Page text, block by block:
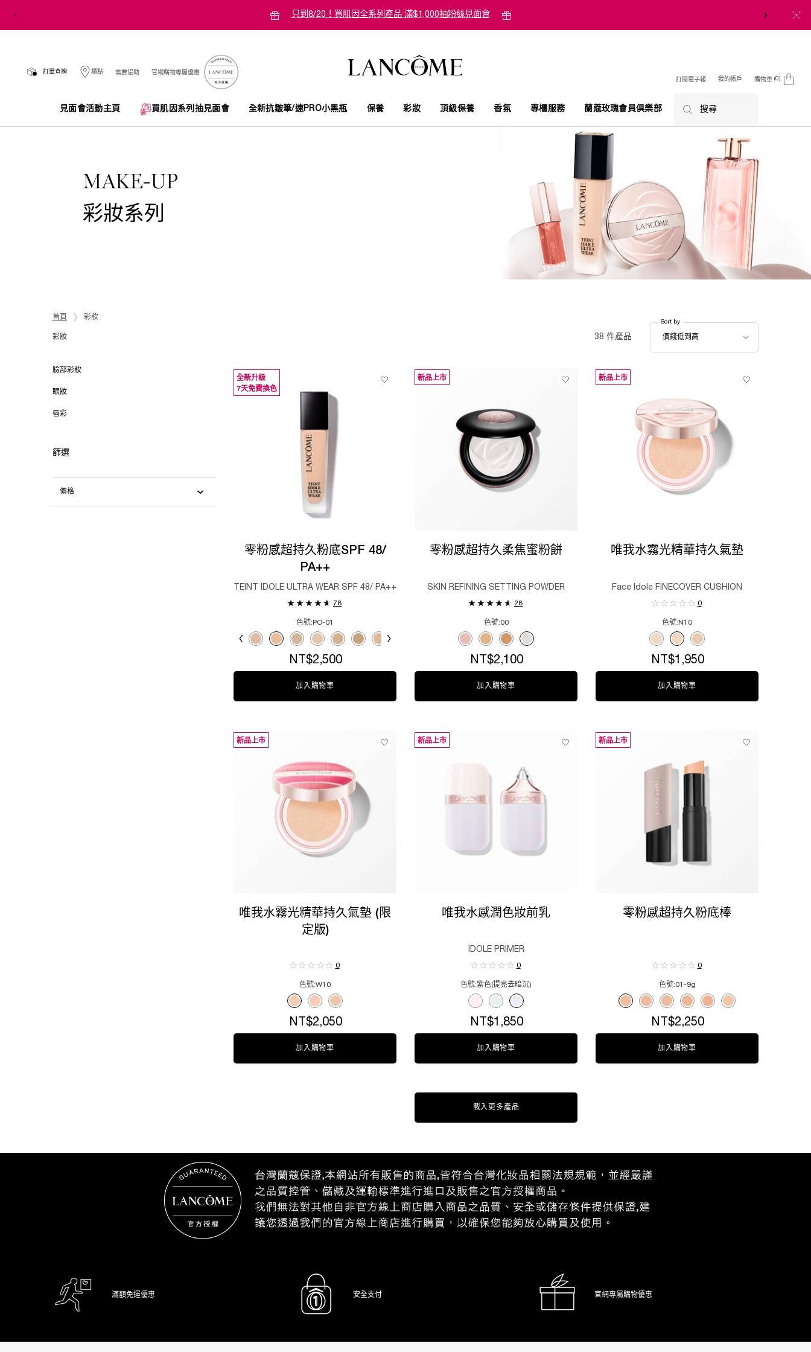
只到8/20！買肌因全系列產品 滿$1,000抽粉絲見面會
訂單查詢 櫃點 需要協助
官網購物專屬優惠
訂閱電子報
我的帳戶 購物車 0
0 product in cart
見面會活動主頁 買肌因系列抽見面會​ 全新抗皺筆/速PRO小黑瓶 保養 彩妝 頂級保養 香氛 專櫃服務 蘭蔻玫瑰會員俱樂部 搜尋
MAKE-UP
彩妝系列
首頁 彩妝
彩妝 38 件產品
價錢低到高
Sort by
彩妝
臉部彩妝
眼妝
唇彩
篩選
價格
全新升級
7天免費換色
零粉感超持久粉底SPF 48/
PA++
TEINT IDOLE ULTRA WEAR SPF 48/ PA++
78
色號: PO-01
Select a colour
for 零粉感超持久粉底SPF 48/ PA++
Selected
P-00 color for 零粉感超持久粉底SPF 48/ PA++, 1 of 14
Selected
P-01 color for 零粉感超持久粉底SPF 48/ PA++, 2 of 14
Selected
PO-01 color for 零粉感超持久粉底SPF 48/ PA++, 3 of 14
Selected
PO-03 color for 零粉感超持久粉底SPF 48/ PA++, 4 of 14
Selected
O-01 color for 零粉感超持久粉底SPF 48/ PA++, 5 of 14
Selected
O-02 color for 零粉感超持久粉底SPF 48/ PA++, 6 of 14
Selected
O-03 color for 零粉感超持久粉底SPF 48/ PA++, 7 of 14
Selected
BO-01 color for 零粉感超持久粉底SPF 48/ PA++, 8 of 14
BO-02 color for 零粉感超持久粉底SPF 48/ PA++, 9 of 14
BO-04 color for 零粉感超持久粉底SPF 48/ PA++, 10 of 14
Selected
B-01 color for 零粉感超持久粉底SPF 48/ PA++, 11 of 14
Selected
B-02 color for 零粉感超持久粉底SPF 48/ PA++, 12 of 14
Selected
PO-02 color for 零粉感超持久粉底SPF 48/ PA++, 13 of 14
Selected
The product variation is out of stock, BO-03 color for 零粉感超持久粉底SPF 48/ PA++, 14 of 14
NT$2,500
加入購物車
新品上市
零粉感超持久柔焦蜜粉餅
SKIN REFINING SETTING POWDER
28
色號:00
for 零粉感超持久柔焦蜜粉餅
Selected
01 color for 零粉感超持久柔焦蜜粉餅, 1 of 4
Selected
02 color for 零粉感超持久柔焦蜜粉餅, 2 of 4
Selected
03 color for 零粉感超持久柔焦蜜粉餅, 3 of 4
Selected
00 color for 零粉感超持久柔焦蜜粉餅, 4 of 4
NT$2,100
加入購物車
新品上市
唯我水霧光精華持久氣墊
Face Idole FINECOVER CUSHION
0
色號: N10
for 唯我水霧光精華持久氣墊
Selected
W10 color for 唯我水霧光精華持久氣墊, 1 of 3
Selected
N10 color for 唯我水霧光精華持久氣墊, 2
Selected
W20 color for 唯我水霧光精華持久
NT$1,950
加入購物車
新品上市
唯我水霧光精華持久氣墊 (限
定版)
0
色號:W10
for 唯我水霧光精華持久氣墊 (限定版)
Selected
W10 color for 唯我水霧光精華持久氣墊 (限定版), 1 of 3
Selected
N10 color for 唯我水霧光精華持久氣墊 (限定版), 2 of 3
Selected
W20 color for 唯我水霧光精華持久氣墊 (限定版), 3 of 3
NT$2,050
加入購物車
新品上市
唯我水感潤色妝前乳
IDOLE PRIMER
0
色號:紫色(提亮去暗沉)
for 唯我水感潤色妝前乳
Selected
粉色(提亮氣色) color for 唯我水感潤色妝前乳, 1 of 3
Selected
綠色(修飾泛紅) color for 唯我水感潤色妝前乳, 2 of 3
Selected
紫色(提亮去暗沉) color for 唯我水感潤色妝前乳, 3 of 3
NT$1,850
加入購物車
新品上市
零粉感超持久粉底棒
0
色號:01-9g
Select a colour
for 零粉感超持久粉底棒
Selected
01-9g color for 零粉感超持久粉底棒, 1 of 6
Selected
110-9g color for 零粉感超持久粉底棒, 2 of 6
Selected
210-9g color for 零粉感超持久粉底棒, 3 of 6
Selected
250-9g color for 零粉感超持久粉底棒,
Selected
310-9g color for 零粉感超持久
Selected
100-9g color for 零粉感
NT$2,250
加入購物車
載入更多產品
滿額免運優惠 安全支付 官網專屬購物優惠